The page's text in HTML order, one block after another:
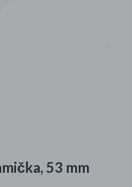
53 mm